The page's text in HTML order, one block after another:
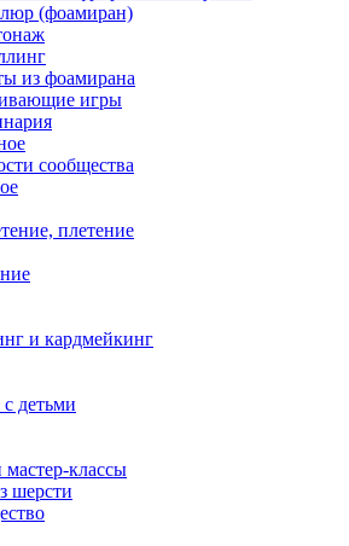
(фоамиран)
из фоамирана
игры
сообщества
плетение
и кардмейкинг
детьми
классы
шерсти